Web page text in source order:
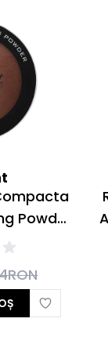
Powder
6g
RON